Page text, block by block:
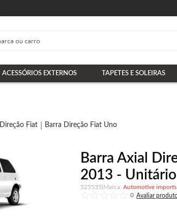
ACESSÓRIOS EXTERNOS TAPETES E SOLEIRAS
Fiat Barra Direção Fiat Uno
Barra Axial
2013 - Unitário
525535
Automotive imports
0